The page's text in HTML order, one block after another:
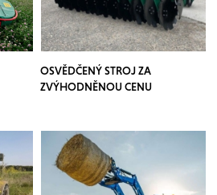
OSVĚDČENÝ STROJ ZA
ZVÝHODNĚNOU CENU